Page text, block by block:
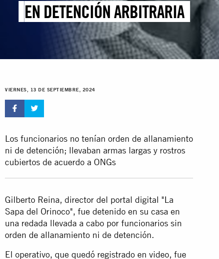
EN DETENCIÓN ARBITRARIA
VIERNES, 13 DE SEPTIEMBRE, 2024
Los funcionarios no tenían orden de allanamiento
ni de detención; llevaban armas largas y rostros
cubiertos de acuerdo a ONGs
Gilberto Reina, director del portal digital "La
Sapa del Orinoco", fue detenido en su casa en
una redada llevada a cabo por funcionarios sin
orden de allanamiento ni de detención.
El operativo, que quedó registrado en video, fue